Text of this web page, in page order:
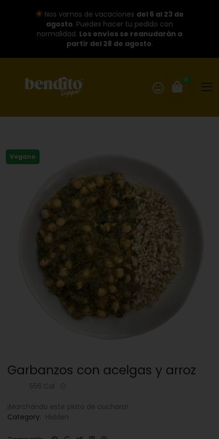
Nos vamos de vacaciones del 6 al 23 de
agosto. Puedes hacer tu pedido con
normalidad. Los envíos se reanudarán a
partir del 28 de agosto.
0
Vegano
Garbanzos con acelgas y arroz
556 Cal
¡Marchando este plato de cuchara!
Category: Hidden